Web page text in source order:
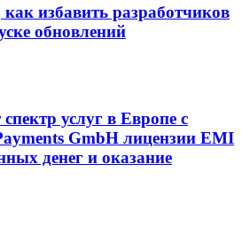
как избавить разработчиков
обновлений
услуг в Европе с
GmbH лицензии EMI
денег и оказание